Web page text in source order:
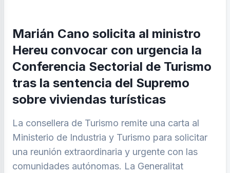
Marián Cano solicita al ministro
Hereu convocar con urgencia la
Conferencia Sectorial de Turismo
tras la sentencia del Supremo
sobre viviendas turísticas
La consellera de Turismo remite una carta al
Ministerio de Industria y Turismo para solicitar
una reunión extraordinaria y urgente con las
comunidades autónomas. La Generalitat